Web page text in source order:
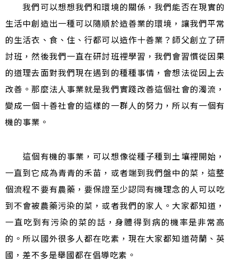
我們可以想想我們和環境的關係，我們能否在現實的
生活中創造出一種可以隨順於造善業的環境，讓我們平常
的生活衣、食、住、行都可以造作十善業？師父創立了研
討班，然後我們一直在研討班裡學習，我們會習慣從因果
的道理去面對我們現在遇到的種種事情，會想法從因上去
改善。那麼法人事業就是我們實踐改善這個社會的濁流，
變成一個十善社會的這樣的一群人的努力，所以有一個有
機的事業。
這個有機的事業，可以想像從種子種到土壤裡開始，
一直到它成為青青的禾苗，或者端到我們盤中的菜，這整
個流程不要有農藥，要保證至少認同有機理念的人可以吃
到不會被農藥污染的菜，或者我們的家人。大家都知道，
一直吃到有污染的菜的話，身體得到病的機率是非常高
的。所以國外很多人都在吃素，現在大家都知道荷蘭、英
國，差不多是舉國都在倡導吃素。